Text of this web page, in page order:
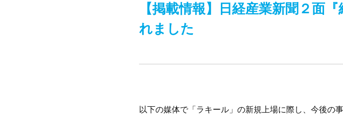
【掲載情報】日経産業新聞２面
れました
以下の媒体で「ラキール」の新規上場に際し、今後の